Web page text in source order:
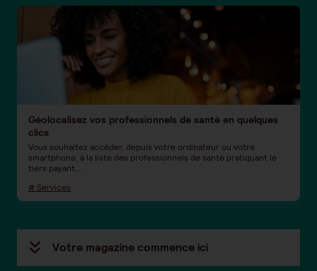
Géolocalisez vos professionnels de santé en quelques
clics
Vous souhaitez accéder, depuis votre ordinateur ou votre
smartphone, à la liste des professionnels de santé pratiquant le
tiers payant...
# Services
Votre magazine commence ici